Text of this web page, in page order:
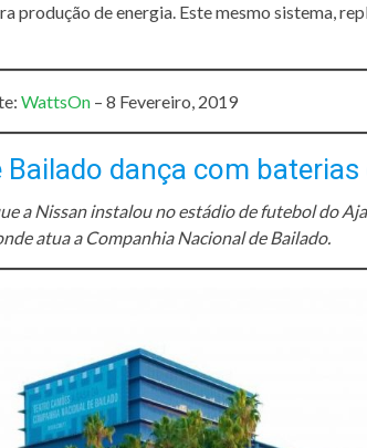
produção de energia. Este mesmo sistema,
WattsOn – 8 Fevereiro, 2019
dança com baterias
a Nissan instalou no estádio de futebol do
atua a Companhia Nacional de Bailado.